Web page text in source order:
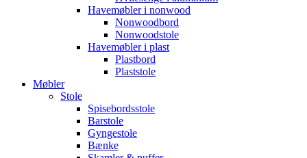
Havemøbler i nonwood
Nonwoodbord
Nonwoodstole
Havemøbler i plast
Plastbord
Plaststole
Møbler
Stole
Spisebordsstole
Barstole
Gyngestole
Bænke